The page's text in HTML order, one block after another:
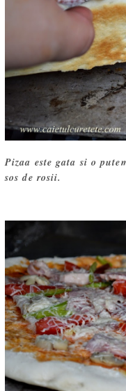
Pizaa este gata si o
sos de rosii.